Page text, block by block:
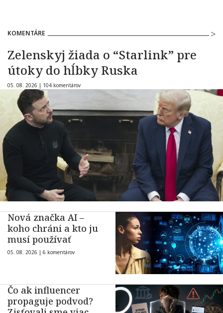
KOMENTÁRE
Zelenskyj žiada o “Starlink” pre
útoky do hĺbky Ruska
05. 08. 2026 | 104 komentárov
Nová značka AI –
koho chráni a kto ju
musí používať
05. 08. 2026 | 6 komentárov
Čo ak influencer
propaguje podvod?